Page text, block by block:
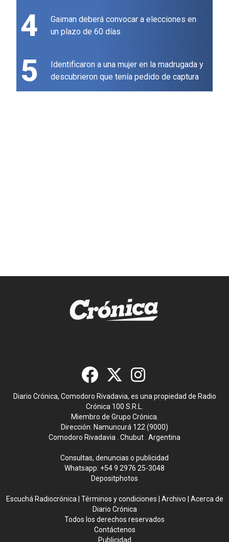
4
Gaiman deberá convocar a elecciones en
un plazo de 60 días
5
Identificaron a una mujer en la madrugada y
descubrieron que tenía pedido de captura
Diario Crónica, Comodoro Rivadavia, es una propiedad de Radio
Crónica 100 S.R.L.
Miembro de Grupo Crónica.
Dirección: Namuncurá 122 (9000)
Comodoro Rivadavia . Chubut . Argentina
Consultas, denuncias o publicidad
Whatsapp: +54 9 2976 25-3048
Depositphotos
Escuchá Radiocrónica Términos y condiciones Archivo
Acerca de
Diario Crónica
Todos los derechos reservados
Contáctenos
Publicidad